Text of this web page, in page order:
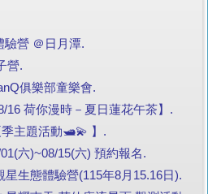
驗營 ＠日月潭.
營.
俱樂部童樂會.
16 荷你漫時－夏日蓮花午茶】.
季主題活動🛥️💫 】.
六)~08/15(六) 預約報名.
生態體驗營(115年8月15.16日).